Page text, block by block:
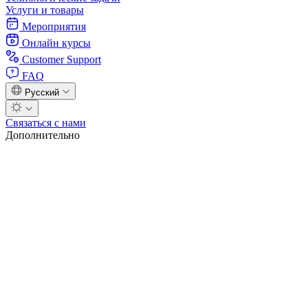
Услуги и товары
Мероприятия
Онлайн курсы
Customer Support
FAQ
Русский
Связаться с нами
Дополнительно